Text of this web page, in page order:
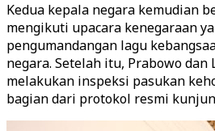
Kedua kepala negara kemudian
mengikuti upacara kenegaraan
pengumandangan lagu
negara. Setelah itu, Prabowo dan
melakukan inspeksi pasukan
bagian dari protokol resmi